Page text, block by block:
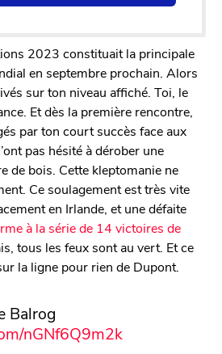
2023 constituait la principale
en septembre prochain. Alors
sur ton niveau affiché. Toi, le
Et dès la première rencontre,
par ton court succès face aux
pas hésité à dérober une
de bois. Cette kleptomanie ne
Ce soulagement est très vite
en Irlande, et une défaite
à la série de 14 victoires de
tous les feux sont au vert. Et ce
la ligne pour rien de Dupont.
Balrog
nGNf6Q9m2k